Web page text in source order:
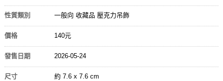
性質類別 一般向 收藏品 壓克力吊飾
價格 140元
發售日期 2026-05-24
尺寸 約 7.6 x 7.6 cm